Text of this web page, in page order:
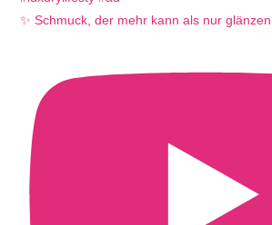
✨ Schmuck, der mehr kann als nur